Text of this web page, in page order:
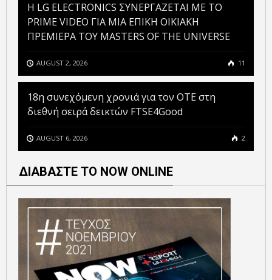
H LG ELECTRONICS ΣΥΝΕΡΓΑΖΕΤΑΙ ΜΕ ΤΟ
PRIME VIDEO ΓΙΑ ΜΙΑ ΕΠΙΚΗ ΟΙΚΙΑΚΗ
ΠΡΕΜΙΕΡΑ ΤΟΥ MASTERS OF THE UNIVERSE
AUGUST 2, 2026 11
18η συνεχόμενη χρονιά για τον ΟΤΕ στη
διεθνή σειρά δεικτών FTSE4Good
AUGUST 6, 2026 2
ΔΙΑΒΑΣΤΕ ΤΟ NOW ONLINE